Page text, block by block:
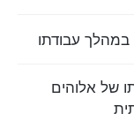
במהלך עבודתו
של אלוהים